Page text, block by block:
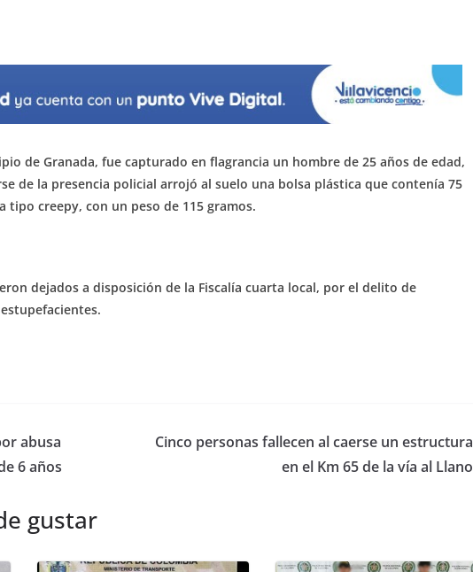
de Granada, fue capturado en flagrancia un hombre de 25 años de edad,
de la presencia policial arrojó al suelo una bolsa plástica que contenía 75
tipo creepy, con un peso de 115 gramos.
dejados a disposición de la Fiscalía cuarta local, por el delito de
abusa
6 años
Cinco personas fallecen al caerse un estructura
en el Km 65 de la vía al Llano
gustar